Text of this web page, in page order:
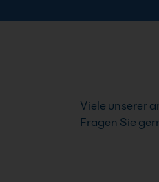
Viele unserer
Fragen Sie